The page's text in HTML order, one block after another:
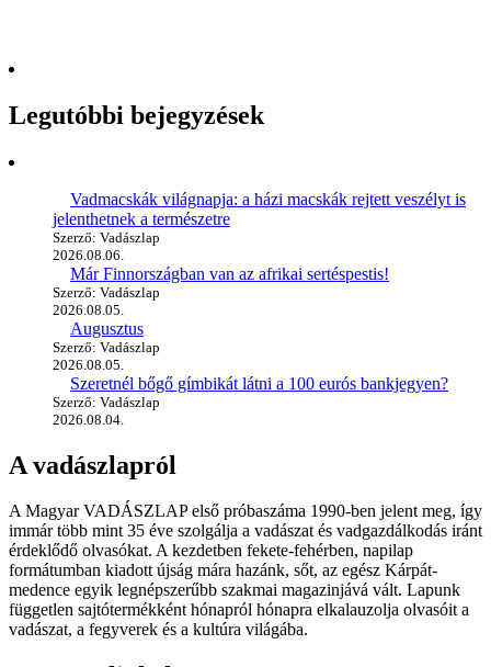
Legutóbbi bejegyzések
Vadmacskák világnapja: a házi macskák rejtett veszélyt is
jelenthetnek a természetre
Szerző: Vadászlap
2026.08.06.
Már Finnországban van az afrikai sertéspestis!
Szerző: Vadászlap
2026.08.05.
Augusztus
Szerző: Vadászlap
2026.08.05.
Szeretnél bőgő gímbikát látni a 100 eurós bankjegyen?
Szerző: Vadászlap
2026.08.04.
A vadászlapról
A Magyar VADÁSZLAP első próbaszáma 1990-ben jelent meg, így
immár több mint 35 éve szolgálja a vadászat és vadgazdálkodás iránt
érdeklődő olvasókat. A kezdetben fekete-fehérben, napilap
formátumban kiadott újság mára hazánk, sőt, az egész Kárpát-
medence egyik legnépszerűbb szakmai magazinjává vált. Lapunk
független sajtótermékként hónapról hónapra elkalauzolja olvasóit a
vadászat, a fegyverek és a kultúra világába.